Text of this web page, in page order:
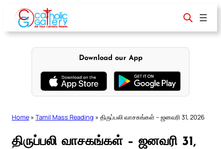
content
Download our App
Home » Tamil Mass Reading » திருப்பலி வாசகங்கள் – ஜனவரி 31, 2026
திருப்பலி வாசகங்கள் – ஜனவரி 31,